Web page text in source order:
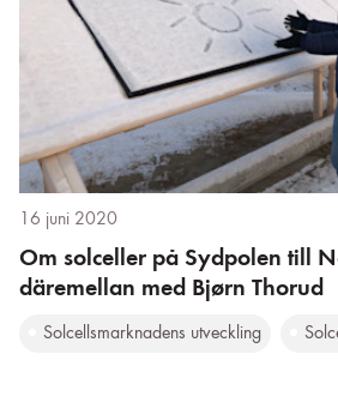
16 juni 2020
Om solceller på Sydpolen till
däremellan med Bjørn Thorud
Solcellsmarknadens utveckling